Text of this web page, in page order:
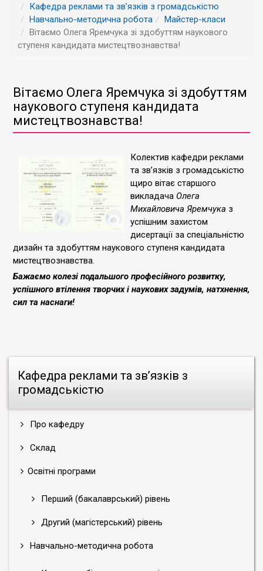
Кафедра реклами та зв’язків з громадськістю
Навчально-методична робота
Майстер-класи
Вітаємо Олега Яремчука зі здобуттям наукового
ступеня кандидата мистецтвознавства!
Кафедра реклами та зв’язків з
громадськістю
Про кафедру
Склад
Освітні програми
Перший (бакалаврський) рівень
Другий (магістерський) рівень
Навчально-методична робота
Вітаємо Олега Яремчука зі здобуттям
наукового ступеня кандидата
мистецтвознавства!
Колектив кафедри реклами
та зв’язків з громадськістю
щиро вітає старшого
викладача Олега
Михайловича Яремчука з
успішним захистом
дисертації за спеціальністю
дизайн та здобуттям наукового ступеня кандидата
мистецтвознавства.
Бажаємо колезі подальшого професійного розвитку,
успішного втілення творчих і наукових задумів, натхнення,
сил та наснаги!